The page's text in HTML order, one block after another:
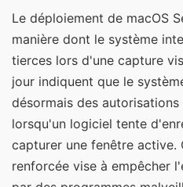
Le déploiement de macOS
manière dont le système
tierces lors d'une capture
jour indiquent que le
désormais des
lorsqu'un logiciel tente
capturer une fenêtre active.
renforcée vise à empêcher